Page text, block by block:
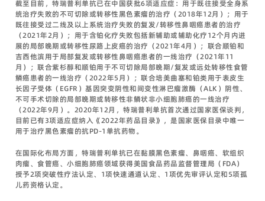
截至目前，特瑞普利单抗已在中国获批6项适应症：用于既往接受全身系
统治疗失败的不可切除或转移性黑色素瘤的治疗（2018年12月）；用于
既往接受过二线及以上系统治疗失败的复发/转移性鼻咽癌患者的治疗
（2021年2月）；用于含铂化疗失败包括新辅助或辅助化疗12个月内进
展的局部晚期或转移性尿路上皮癌的治疗（2021年4月）；联合顺铂和
吉西他滨用于局部复发或转移性鼻咽癌患者的一线治疗（2021年11
月）；联合紫杉醇和顺铂用于不可切除局部晚期/复发或远处转移性食管
鳞癌患者的一线治疗（2022年5月）；联合培美曲塞和铂类用于表皮生
长因子受体（EGFR）基因突变阴性和间变性淋巴瘤激酶（ALK）阴性、
不可手术切除的局部晚期或转移性非鳞状非小细胞肺癌的一线治疗
（2022年9月）。2020年12月，特瑞普利单抗首次通过国家医保谈判，
目前已有3项适应症纳入《2022年药品目录》，是国家医保目录中唯一
用于治疗黑色素瘤的抗PD-1单抗药物。
在国际化布局方面，特瑞普利单抗已在黏膜黑色素瘤、鼻咽癌、软组织
肉瘤、食管癌、小细胞肺癌领域获得美国食品药品监督管理局（FDA）
授予2项突破性疗法认定、1项快速通道认定、1项优先审评认定和5项孤
儿药资格认定。